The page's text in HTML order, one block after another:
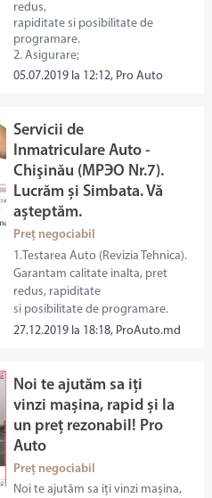
redus,
rapiditate si posibilitate de
programare.
2. Asigurare;
05.07.2019 la 12:12, Pro Auto
Servicii de
Inmatriculare Auto -
Chişinău (МРЭО Nr.7).
Lucrăm și Simbata. Vă
așteptăm.
Preț negociabil
1.Testarea Auto (Revizia Tehnica).
Garantam calitate inalta, pret
redus, rapiditate
si posibilitate de programare.
27.12.2019 la 18:18, ProAuto.md
Noi te ajutăm sa iți
vinzi mașina, rapid și la
un preț rezonabil! Pro
Auto
Preț negociabil
Noi te ajutăm sa iți vinzi mașina,